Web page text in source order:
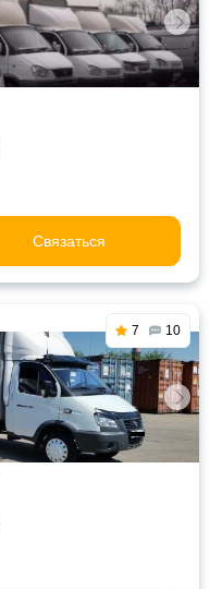
Связаться
7 10